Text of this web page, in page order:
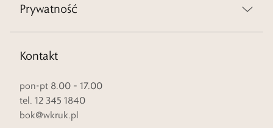
Prywatność
Kontakt
pon-pt 8.00 – 17.00
tel. 12 345 1840
bok@wkruk.pl